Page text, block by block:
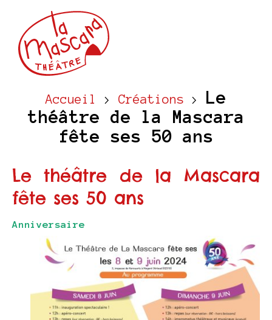
Accueil > Créations > Le
théâtre de la Mascara
fête ses 50 ans
Le théâtre de la Mascara
fête ses 50 ans
Anniversaire